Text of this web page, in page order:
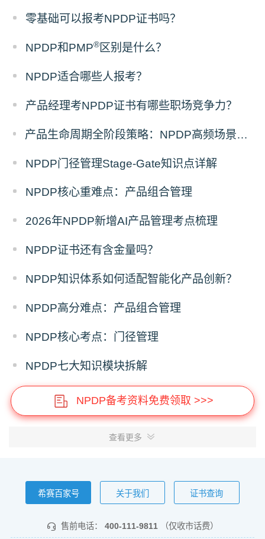
零基础可以报考NPDP证书吗？
NPDP和PMP® 区别是什么？
NPDP适合哪些人报考？
产品经理考NPDP证书有哪些职场竞争力？
产品生命周期全阶段策略：NPDP高频场景题答题模板
NPDP门径管理Stage-Gate知识点详解
NPDP核心重难点：产品组合管理
2026年NPDP新增AI产品管理考点梳理
NPDP证书还有含金量吗？
NPDP知识体系如何适配智能化产品创新？
NPDP高分难点：产品组合管理
NPDP核心考点：门径管理
NPDP七大知识模块拆解
NPDP备考资料免费领取 >>>
查看更多
希赛百家号 关于我们 证书查询
售前电话： 400-111-9811 （仅收市话费）